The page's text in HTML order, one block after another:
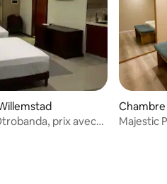
prix avec
Chambre
d
Majestic